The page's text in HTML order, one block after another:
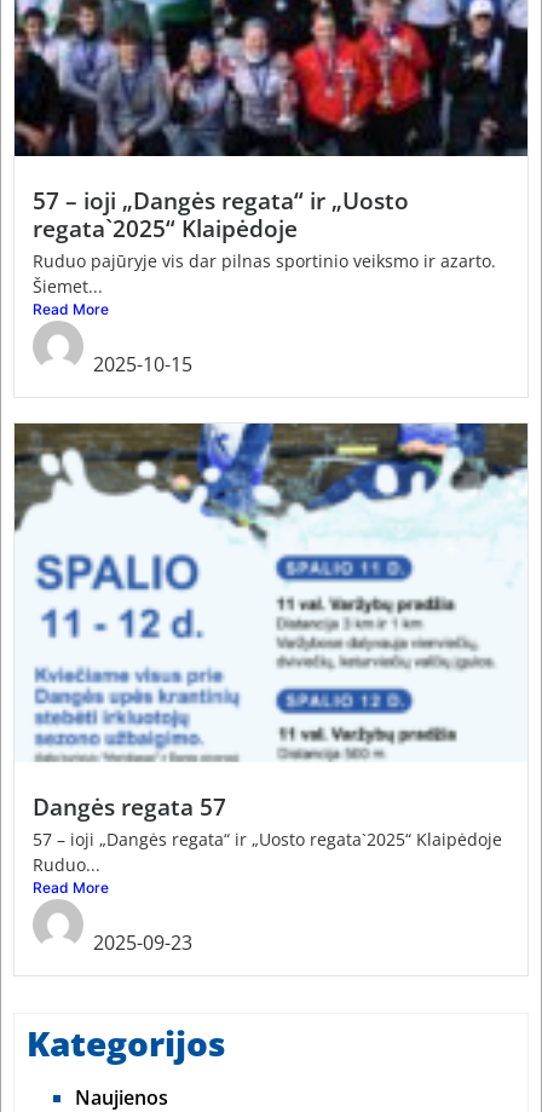
57 – ioji „Dangės regata“ ir „Uosto
regata`2025“ Klaipėdoje
Ruduo pajūryje vis dar pilnas sportinio veiksmo ir azarto.
Šiemet...
Read More
2025-10-15
Dangės regata 57
57 – ioji „Dangės regata“ ir „Uosto regata`2025“ Klaipėdoje
Ruduo...
Read More
2025-09-23
Kategorijos
Naujienos